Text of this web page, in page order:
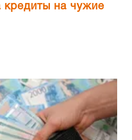
кредиты на чужие